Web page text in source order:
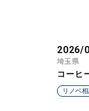
2026/
埼玉県
コーヒ
リノベ